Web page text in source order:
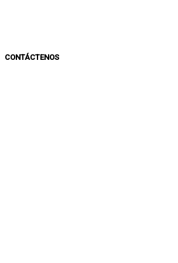
CONTÁCTENOS